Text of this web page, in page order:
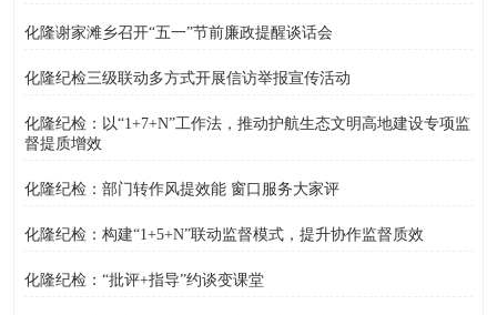
化隆谢家滩乡召开“五一”节前廉政提醒谈话会
化隆纪检三级联动多方式开展信访举报宣传活动
化隆纪检：以“1+7+N”工作法，推动护航生态文明高地建设专项监
督提质增效
化隆纪检：部门转作风提效能 窗口服务大家评
化隆纪检：构建“1+5+N”联动监督模式，提升协作监督质效
化隆纪检：“批评+指导”约谈变课堂